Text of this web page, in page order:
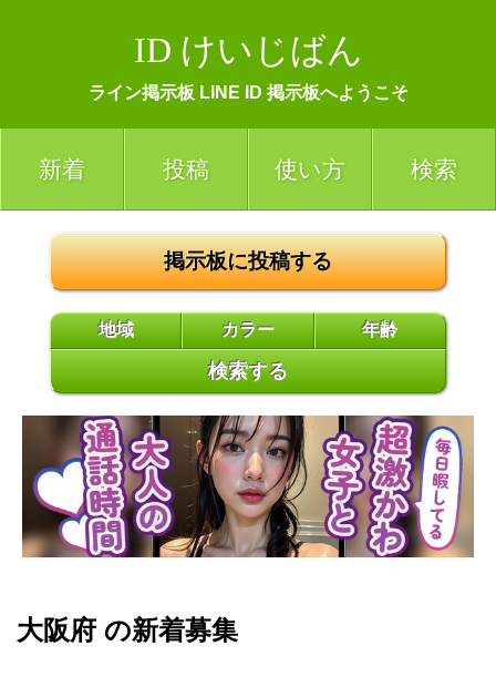
ID けいじばん
ライン掲示板 LINE ID 掲示板へようこそ
新着 投稿 使い方 検索
掲示板に投稿する
地域 カラー 年齢
検索する
大阪府 の新着募集